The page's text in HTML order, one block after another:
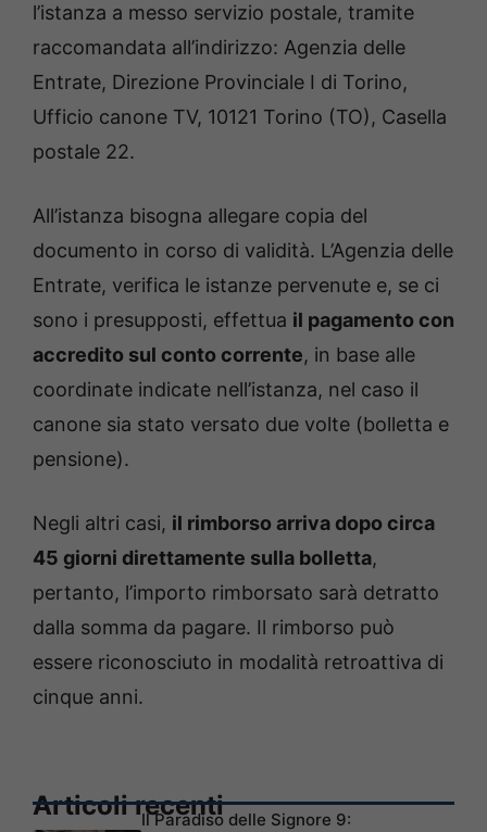
l’istanza a messo servizio postale, tramite
raccomandata all’indirizzo: Agenzia delle
Entrate, Direzione Provinciale I di Torino,
Ufficio canone TV, 10121 Torino (TO), Casella
postale 22.
All’istanza bisogna allegare copia del
documento in corso di validità. L’Agenzia delle
Entrate, verifica le istanze pervenute e, se ci
sono i presupposti, effettua il pagamento con
accredito sul conto corrente, in base alle
coordinate indicate nell’istanza, nel caso il
canone sia stato versato due volte (bolletta e
pensione).
Negli altri casi, il rimborso arriva dopo circa
45 giorni direttamente sulla bolletta,
pertanto, l’importo rimborsato sarà detratto
dalla somma da pagare. Il rimborso può
essere riconosciuto in modalità retroattiva di
cinque anni.
Articoli recentiIl Paradiso delle Signore 9: